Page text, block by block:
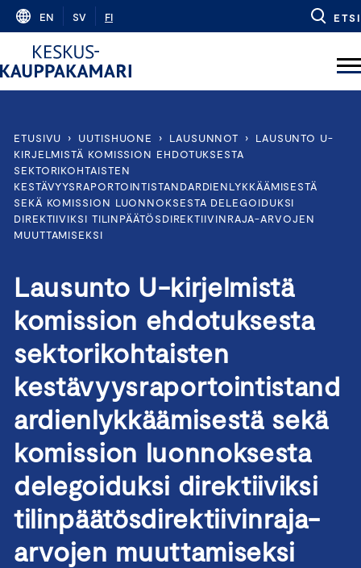
Skip
content
EN SV FI ETSI
ETUSIVU › UUTISHUONE › LAUSUNNOT ›
LAUSUNTO U-
KIRJELMISTÄ KOMISSION EHDOTUKSESTA
SEKTORIKOHTAISTEN
KESTÄVYYSRAPORTOINTISTANDARDIENLYKKÄÄMISESTÄ
SEKÄ KOMISSION LUONNOKSESTA DELEGOIDUKSI
DIREKTIIVIKSI TILINPÄÄTÖSDIREKTIIVINRAJA-ARVOJEN
MUUTTAMISEKSI
Lausunto U-kirjelmistä
komission ehdotuksesta
sektorikohtaisten
kestävyysraportointistand
ardienlykkäämisestä sekä
komission luonnoksesta
delegoiduksi direktiiviksi
tilinpäätösdirektiivinraja-
arvojen muuttamiseksi